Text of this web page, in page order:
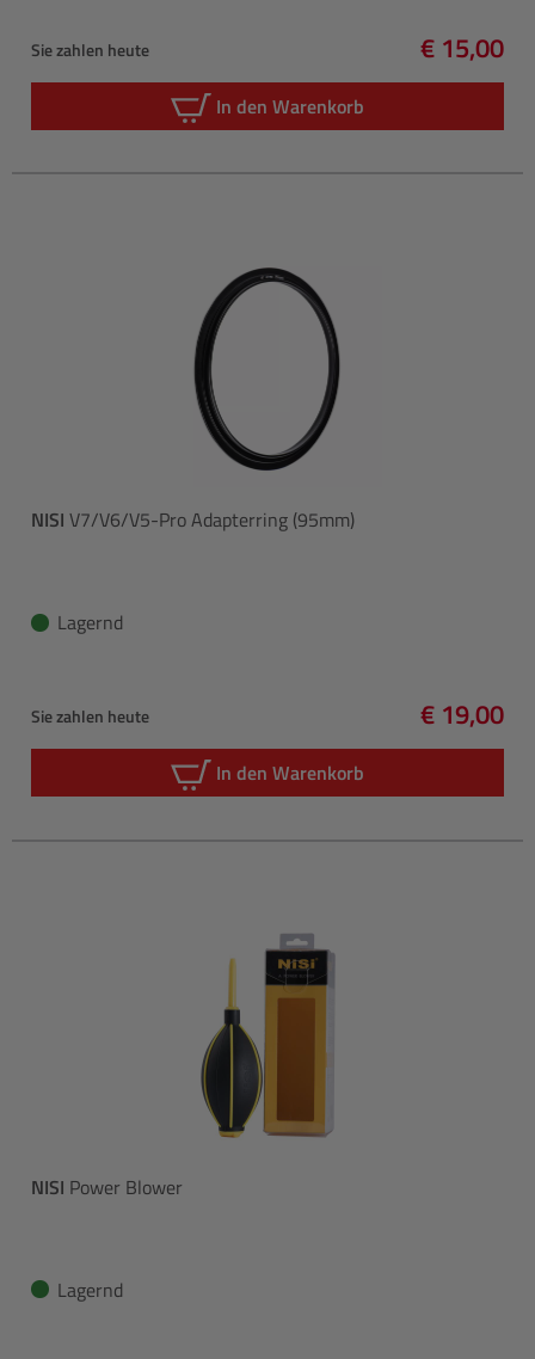
Sie zahlen heute € 15,00
In den Warenkorb
NISI V7/V6/V5-Pro Adapterring (95mm)
Lagernd
Sie zahlen heute € 19,00
In den Warenkorb
NISI Power Blower
Lagernd